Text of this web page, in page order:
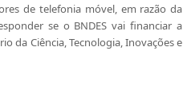
de telefonia móvel, em razão da
se o BNDES vai financiar a
da Ciência, Tecnologia, Inovações e